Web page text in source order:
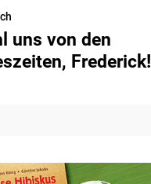
uns von den
Frederick!